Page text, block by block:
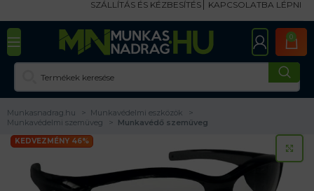
SZÁLLÍTÁS ÉS KÉZBESÍTÉS KAPCSOLATBA LÉPNI
0
Munkasnadrag.hu
Munkavédelmi eszközök
Munkavédelmi szemüveg
Munkavédő szemüveg
KEDVEZMÉNY 46%